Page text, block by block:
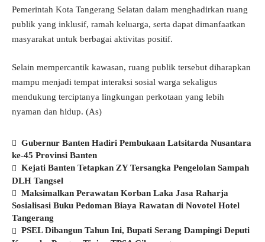
Pemerintah Kota Tangerang Selatan dalam menghadirkan ruang
publik yang inklusif, ramah keluarga, serta dapat dimanfaatkan
masyarakat untuk berbagai aktivitas positif.
Selain mempercantik kawasan, ruang publik tersebut diharapkan
mampu menjadi tempat interaksi sosial warga sekaligus
mendukung terciptanya lingkungan perkotaan yang lebih
nyaman dan hidup. (As)
Gubernur Banten Hadiri Pembukaan Latsitarda Nusantara
ke-45 Provinsi Banten
Kejati Banten Tetapkan ZY Tersangka Pengelolan Sampah
DLH Tangsel
Maksimalkan Perawatan Korban Laka Jasa Raharja
Sosialisasi Buku Pedoman Biaya Rawatan di Novotel Hotel
Tangerang
PSEL Dibangun Tahun Ini, Bupati Serang Dampingi Deputi